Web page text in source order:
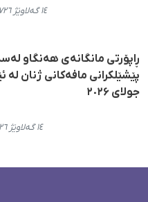
١٤ گەلاوێژ ٢٧٢٦، ٢٢:٣٣
ڕاپۆرتی مانگانەی هەنگاو
پێشێلکرانی مافەکانی ژنان لە
جولای ٢٠٢۶
١٤ گەلاوێژ ٢٧٢٦، ١٩:٥٥